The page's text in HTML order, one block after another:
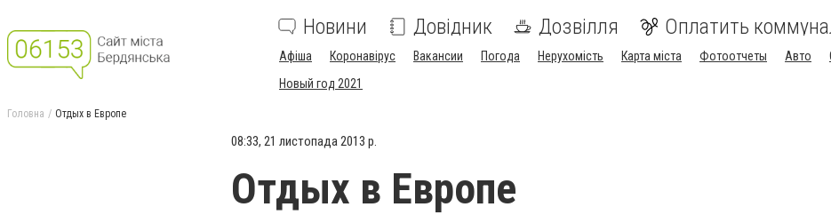
Новини Довідник Дозвілля Оплатить
Афіша Коронавірус Вакансии Погода Нерухомість Карта міста Фотоотчеты Авто
Новый год 2021
Головна Отдых в Европе
08:33, 21 листопада 2013 р.
Отдых в Европе